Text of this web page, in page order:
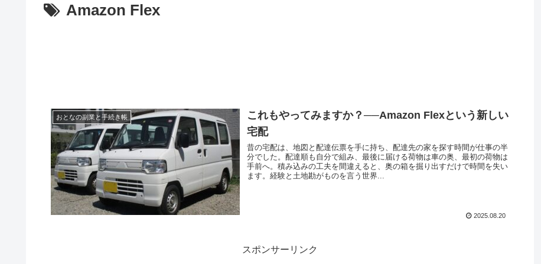
Amazon Flex
おとなの副業と手続き帳
これもやってみますか？──Amazon Flexという新しい
宅配
昔の宅配は、地図と配達伝票を手に持ち、配達先の家を探す時間が仕事の半
分でした。配達順も自分で組み、最後に届ける荷物は車の奥、最初の荷物は
手前へ。積み込みの工夫を間違えると、奥の箱を掘り出すだけで時間を失い
ます。経験と土地勘がものを言う世界...
2025.08.20
スポンサーリンク